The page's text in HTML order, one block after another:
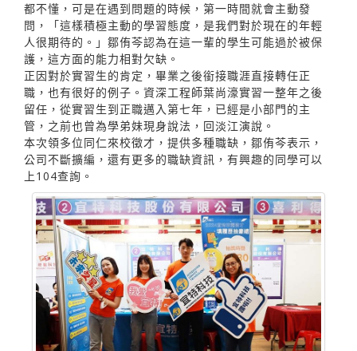
都不懂，可是在遇到問題的時候，第一時間就會主動發
問，「這樣積極主動的學習態度，是我們對於現在的年輕
人很期待的。」鄒侑芩認為在這一輩的學生可能過於被保
護，這方面的能力相對欠缺。
正因對於實習生的肯定，畢業之後銜接職涯直接轉任正
職，也有很好的例子。資深工程師葉尚濠實習一整年之後
留任，從實習生到正職邁入第七年，已經是小部門的主
管，之前也曾為學弟妹現身說法，回淡江演說。
本次領多位同仁來校徵才，提供多種職缺，鄒侑芩表示，
公司不斷擴編，還有更多的職缺資訊，有興趣的同學可以
上104查詢。